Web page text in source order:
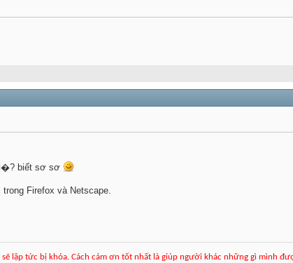
biết sơ sơ
Firefox và Netscape.
sẽ lập tức bị khóa. Cách cám ơn tốt nhất là giúp người khác những gì mình